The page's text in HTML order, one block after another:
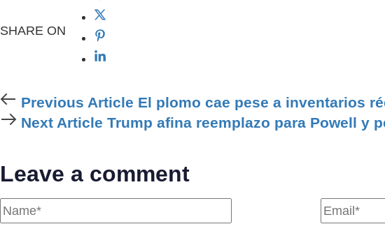
SHARE ON
Previous
Article
Previous Article El plomo cae pese a inventarios
NextNext Article Trump afina reemplazo para Powell y
Leave a comment